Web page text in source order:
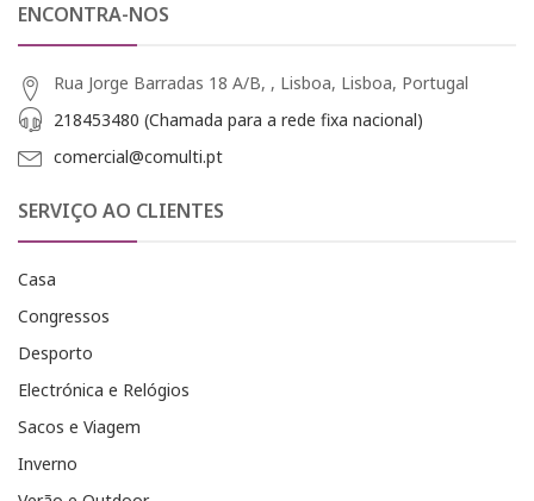
ENCONTRA-NOS
Rua Jorge Barradas 18 A/B, , Lisboa, Lisboa, Portugal
218453480 (Chamada para a rede fixa nacional)
comercial@comulti.pt
SERVIÇO AO CLIENTES
Casa
Congressos
Desporto
Electrónica e Relógios
Sacos e Viagem
Inverno